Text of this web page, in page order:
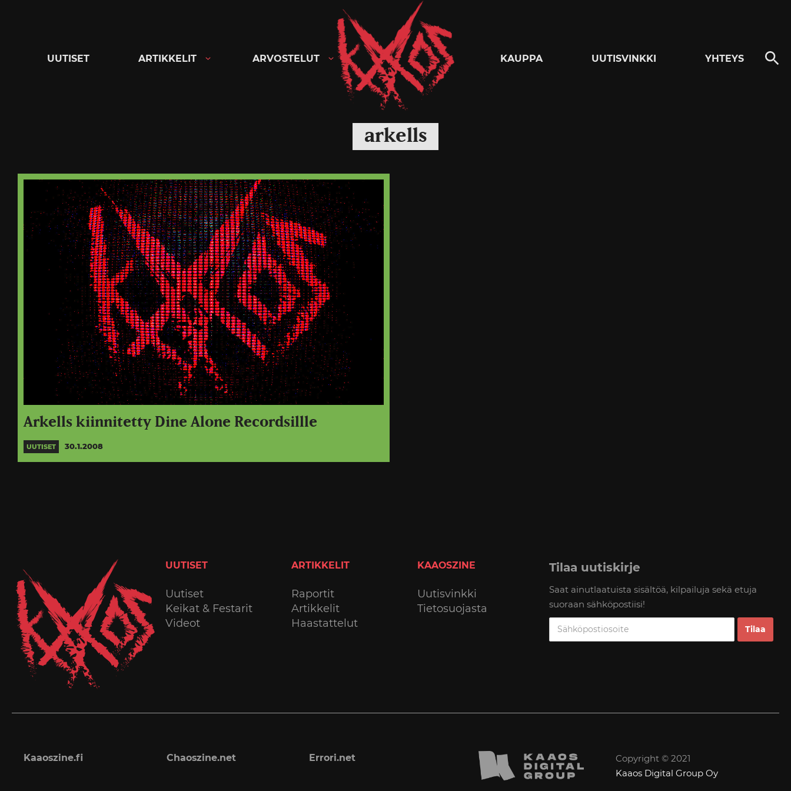
Kaaoszine
UUTISET ARTIKKELIT ARVOSTELUT KAUPPA UUTISVINKKI YHTEYS
arkells
Arkells kiinnitetty Dine Alone Recordsillle
UUTISET 30.1.2008
UUTISET
Uutiset
Keikat & Festarit
Videot
ARTIKKELIT
Raportit
Artikkelit
Haastattelut
KAAOSZINE
Uutisvinkki
Tietosuojasta
Tilaa uutiskirje
Saat ainutlaatuista sisältöä, kilpailuja sekä etuja
suoraan sähköpostiisi!
Kaaoszine.fi Chaoszine.net Errori.net
Copyright © 2021
Kaaos Digital Group Oy